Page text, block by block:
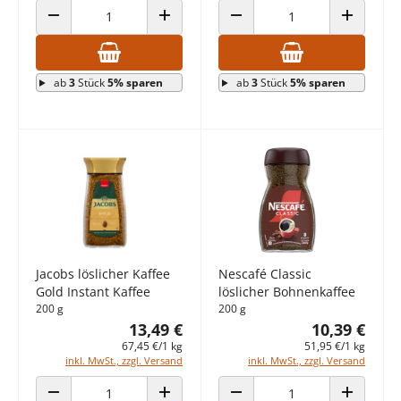
ANZAHL VERRINGERN ANZAHL ERHÖHEN
ab3Stück5% sparen
ANZAHL VERRINGERN ANZAHL
ab3Stück5% sparen
Jacobs löslicher Kaffee
Gold Instant Kaffee
200 g
13,49 €
67,45 €/1 kg
inkl. MwSt., zzgl. Versand
Nescafé Classic
löslicher Bohnenkaffee
200 g
10,39 €
51,95 €/1 kg
inkl. MwSt., zzgl. Versand